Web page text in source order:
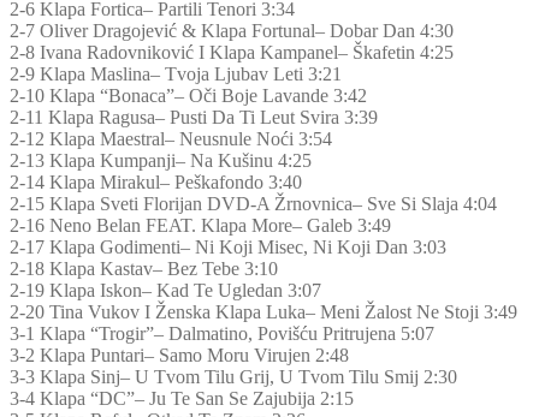
2-6 Klapa Fortica– Partili Tenori 3:34
2-7 Oliver Dragojević & Klapa Fortunal– Dobar Dan 4:30
2-8 Ivana Radovniković I Klapa Kampanel– Škafetin 4:25
2-9 Klapa Maslina– Tvoja Ljubav Leti 3:21
2-10 Klapa “Bonaca”– Oči Boje Lavande 3:42
2-11 Klapa Ragusa– Pusti Da Ti Leut Svira 3:39
2-12 Klapa Maestral– Neusnule Noći 3:54
2-13 Klapa Kumpanji– Na Kušinu 4:25
2-14 Klapa Mirakul– Peškafondo 3:40
2-15 Klapa Sveti Florijan DVD-A Žrnovnica– Sve Si Slaja 4:04
2-16 Neno Belan FEAT. Klapa More– Galeb 3:49
2-17 Klapa Godimenti– Ni Koji Misec, Ni Koji Dan 3:03
2-18 Klapa Kastav– Bez Tebe 3:10
2-19 Klapa Iskon– Kad Te Ugledan 3:07
2-20 Tina Vukov I Ženska Klapa Luka– Meni Žalost Ne Stoji 3:49
3-1 Klapa “Trogir”– Dalmatino, Povišću Pritrujena 5:07
3-2 Klapa Puntari– Samo Moru Virujen 2:48
3-3 Klapa Sinj– U Tvom Tilu Grij, U Tvom Tilu Smij 2:30
3-4 Klapa “DC”– Ju Te San Se Zajubija 2:15